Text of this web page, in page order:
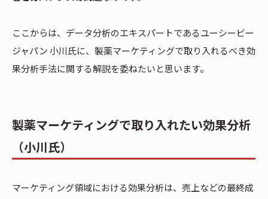
ここからは、データ分析のエキスパートであるユーシービー
ジャパン 小川氏に、製薬マーケティングで取り入れるべき効
果分析手法に関する解説を委ねたいと思います。
製薬マーケティングで取り入れたい効果分析
（小川氏）
マーケティング領域における効果分析は、売上などの最終成